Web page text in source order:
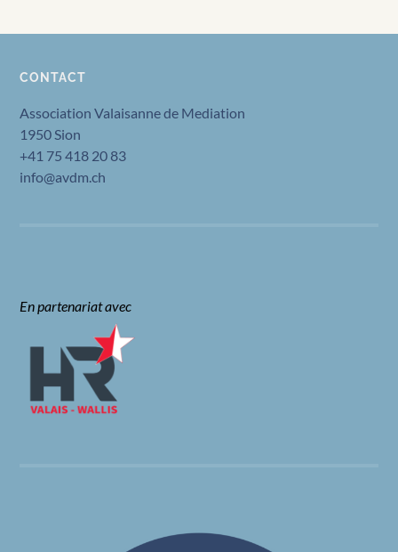
CONTACT
Association Valaisanne de Mediation
1950 Sion
+41 75 418 20 83
info@avdm.ch
En partenariat avec